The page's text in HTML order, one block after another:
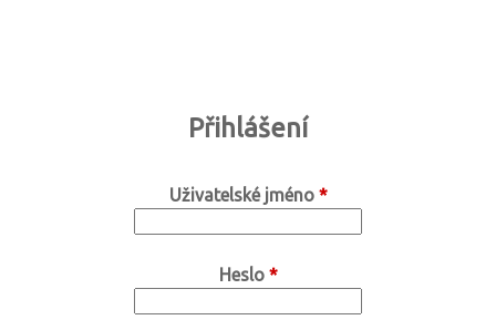
o
y
Přihlášení
Uživatelské jméno *
Heslo *